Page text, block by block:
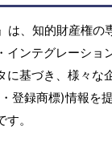
は、知的財産権
インテグレーショ
に基づき、様々な
登録商標)情報を
。